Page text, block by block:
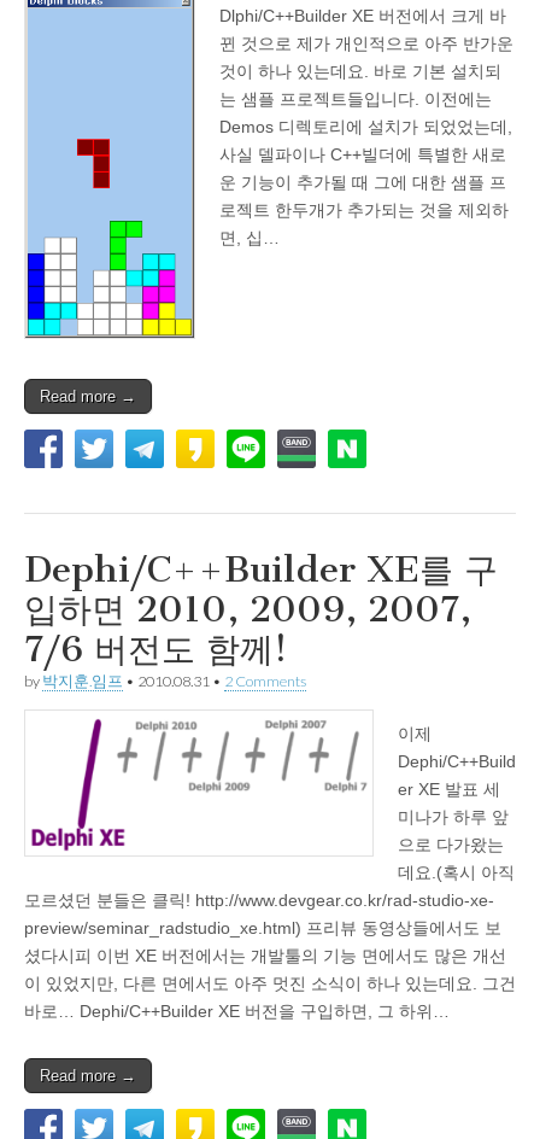
Dlphi/C++Builder XE 버전에서 크게 바
뀐 것으로 제가 개인적으로 아주 반가운
것이 하나 있는데요. 바로 기본 설치되
는 샘플 프로젝트들입니다. 이전에는
Demos 디렉토리에 설치가 되었었는데,
사실 델파이나 C++빌더에 특별한 새로
운 기능이 추가될 때 그에 대한 샘플 프
로젝트 한두개가 추가되는 것을 제외하
면, 십…
Read more →
Dephi/C++Builder XE를 구
입하면 2010, 2009, 2007,
7/6 버전도 함께!
by 박지훈.임프 • 2010.08.31 • 2 Comments
이제
Dephi/C++Build
er XE 발표 세
미나가 하루 앞
으로 다가왔는
데요.(혹시 아직
모르셨던 분들은 클릭! http://www.devgear.co.kr/rad-studio-xe-
preview/seminar_radstudio_xe.html) 프리뷰 동영상들에서도 보
셨다시피 이번 XE 버전에서는 개발툴의 기능 면에서도 많은 개선
이 있었지만, 다른 면에서도 아주 멋진 소식이 하나 있는데요. 그건
바로… Dephi/C++Builder XE 버전을 구입하면, 그 하위…
Read more →